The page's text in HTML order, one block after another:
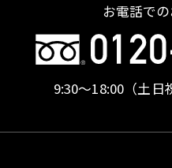
お電話で
9:30〜18:00 （土